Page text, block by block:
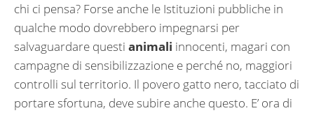
chi ci pensa? Forse anche le Istituzioni pubbliche in
qualche modo dovrebbero impegnarsi per
salvaguardare questi animali innocenti, magari con
campagne di sensibilizzazione e perché no, maggiori
controlli sul territorio. Il povero gatto nero, tacciato di
portare sfortuna, deve subire anche questo. E’ ora di